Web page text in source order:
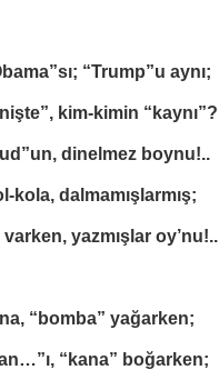
“Trump”u aynı;
kim-kimin “kaynı”?
dinelmez boynu!..
kola, dalmamışlarmış;
varken, yazmışlar oy’nu!..
“bomba” yağarken;
“kana” boğarken;